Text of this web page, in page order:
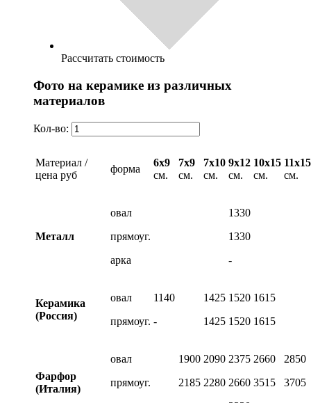
Рассчитать стоимость
Фото на керамике из различных
материалов
Кол-во:
Материал /
цена руб
форма
6х9
см.
7х9
см.
7х10
см.
9х12
см.
10х15
см.
11х15
см.
Металл
овал
прямоуг.
арка
1330
1330
-
Керамика
(Россия)
овал
прямоуг.
1140
-
1425
1425
1520
1520
1615
1615
Фарфор
(Италия)
овал
прямоуг.
1900
2185
2090
2280
2375
2660
2660
3515
2850
3705